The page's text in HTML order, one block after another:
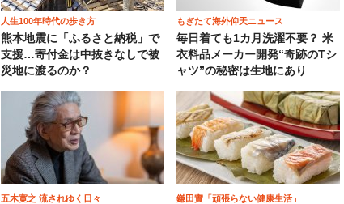
人生100年時代の歩き方
熊本地震に「ふるさと納税」で
支援…寄付金は中抜きなしで被
災地に渡るのか？
もぎたて海外仰天ニュース
毎日着ても1カ月洗濯不要？ 米
衣料品メーカー開発“奇跡のTシ
ャツ”の秘密は生地にあり
五木寛之 流されゆく日々 鎌田實「頑張らない健康生活」